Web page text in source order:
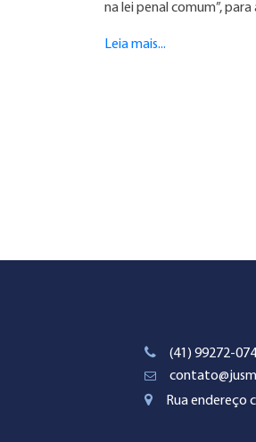
na lei penal comum”,
Leia mais...
(41) 99272-
Rua endereço